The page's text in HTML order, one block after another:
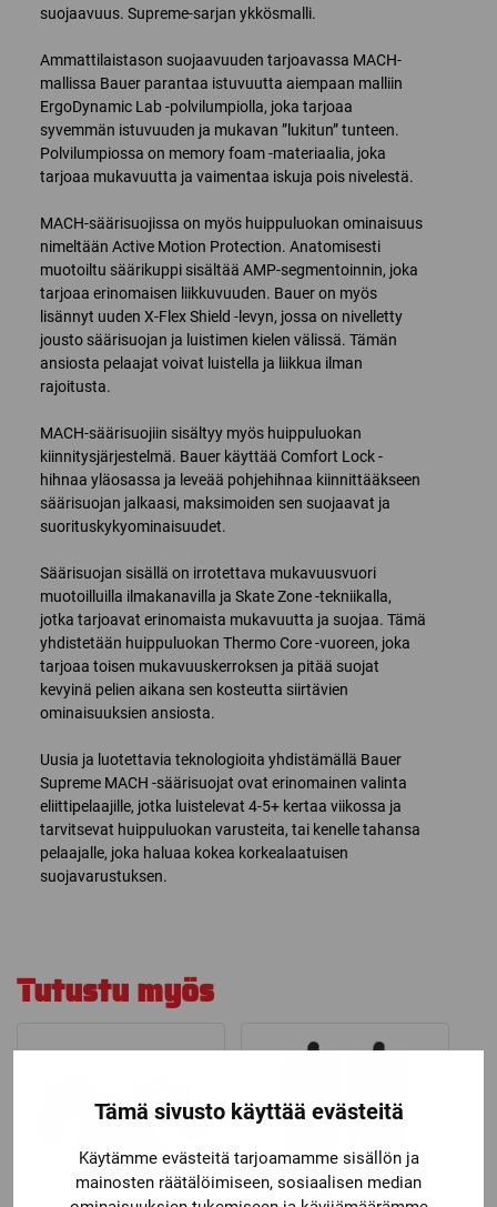
Tämä sivusto käyttää evästeitä
Käytämme evästeitä tarjoamamme sisällön ja
mainosten räätälöimiseen, sosiaalisen median
suojaavuus. Supreme-sarjan ykkösmalli.
Ammattilaistason suojaavuuden tarjoavassa MACH-
mallissa Bauer parantaa istuvuutta aiempaan malliin
ErgoDynamic Lab -polvilumpiolla, joka tarjoaa
syvemmän istuvuuden ja mukavan ”lukitun” tunteen.
Polvilumpiossa on memory foam -materiaalia, joka
tarjoaa mukavuutta ja vaimentaa iskuja pois nivelestä.
MACH-säärisuojissa on myös huippuluokan ominaisuus
nimeltään Active Motion Protection. Anatomisesti
muotoiltu säärikuppi sisältää AMP-segmentoinnin, joka
tarjoaa erinomaisen liikkuvuuden. Bauer on myös
lisännyt uuden X-Flex Shield -levyn, jossa on nivelletty
jousto säärisuojan ja luistimen kielen välissä. Tämän
ansiosta pelaajat voivat luistella ja liikkua ilman
rajoitusta.
MACH-säärisuojiin sisältyy myös huippuluokan
kiinnitysjärjestelmä. Bauer käyttää Comfort Lock -
hihnaa yläosassa ja leveää pohjehihnaa kiinnittääkseen
säärisuojan jalkaasi, maksimoiden sen suojaavat ja
suorituskykyominaisuudet.
Säärisuojan sisällä on irrotettava mukavuusvuori
muotoilluilla ilmakanavilla ja Skate Zone -tekniikalla,
jotka tarjoavat erinomaista mukavuutta ja suojaa. Tämä
yhdistetään huippuluokan Thermo Core -vuoreen, joka
tarjoaa toisen mukavuuskerroksen ja pitää suojat
kevyinä pelien aikana sen kosteutta siirtävien
ominaisuuksien ansiosta.
Uusia ja luotettavia teknologioita yhdistämällä Bauer
Supreme MACH -säärisuojat ovat erinomainen valinta
eliittipelaajille, jotka luistelevat 4-5+ kertaa viikossa ja
tarvitsevat huippuluokan varusteita, tai kenelle tahansa
pelaajalle, joka haluaa kokea korkealaatuisen
suojavarustuksen.
Tutustu myös